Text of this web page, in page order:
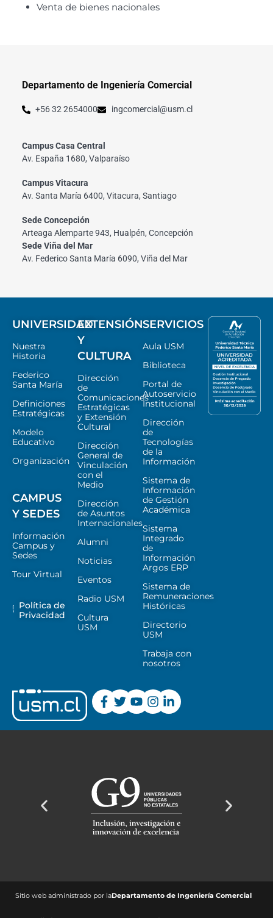
Venta de bienes nacionales
Departamento de Ingeniería Comercial
+56 32 2654000 ingcomercial@usm.cl
Campus Casa Central
Av. España 1680, Valparaíso
Campus Vitacura
Av. Santa María 6400, Vitacura, Santiago
Sede Concepción
Arteaga Alemparte 943, Hualpén, Concepción
Sede Viña del Mar
Av. Federico Santa María 6090, Viña del Mar
UNIVERSIDAD
Nuestra
Historia
Federico
Santa María
Definiciones
Estratégicas
Modelo
Educativo
Organización
CAMPUS
Y SEDES
Información
Campus y
Sedes
Tour Virtual
Política de
Privacidad
EXTENSIÓN
Y
CULTURA
Dirección
de
Comunicaciones
Estratégicas
y Extensión
Cultural
Dirección
General de
Vinculación
con el
Medio
Dirección
de Asuntos
Internacionales
Alumni
Noticias
Eventos
Radio USM
Cultura
USM
SERVICIOS
Aula USM
Biblioteca
Portal de
Autoservicio
Institucional
Dirección
de
Tecnologías
de la
Información
Sistema de
Información
de Gestión
Académica
Sistema
Integrado
de
Información
Argos ERP
Sistema de
Remuneraciones
Históricas
Directorio
USM
Trabaja con
nosotros
Sitio web administrado por laDepartamento de Ingeniería Comercial ​